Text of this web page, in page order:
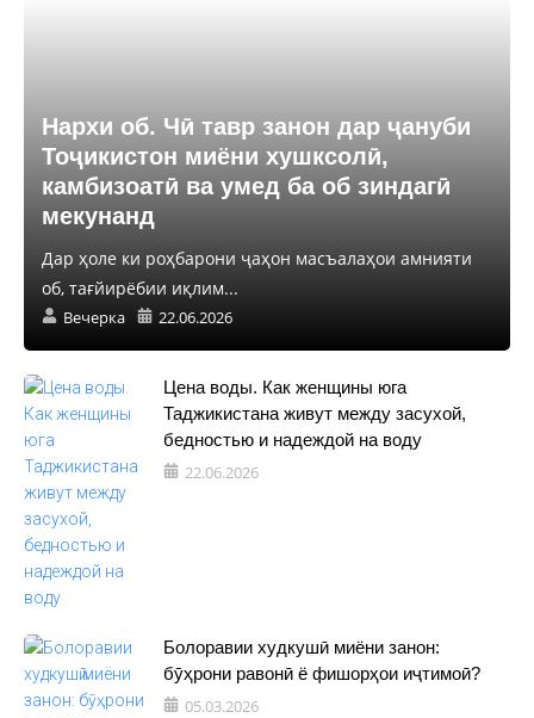
Нархи об. Чӣ тавр занон дар ҷануби
Тоҷикистон миёни хушксолӣ,
камбизоатӣ ва умед ба об зиндагӣ
мекунанд
Дар ҳоле ки роҳбарони ҷаҳон масъалаҳои амнияти
об, тағйирёбии иқлим...
Вечерка 22.06.2026
Цена воды. Как женщины юга
Таджикистана живут между засухой,
бедностью и надеждой на воду
22.06.2026
Болоравии худкушӣ миёни занон:
бӯҳрони равонӣ ё фишорҳои иҷтимоӣ?
05.03.2026